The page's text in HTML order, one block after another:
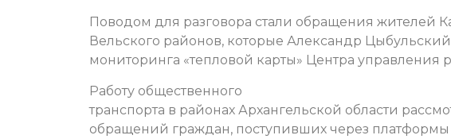
Поводом для разговора стали обращения жителей
Вельского районов, которые Александр
мониторинга «тепловой карты» Центра управления
Работу общественного
транспорта в районах Архангельской области
обращений граждан, поступивших через платформы